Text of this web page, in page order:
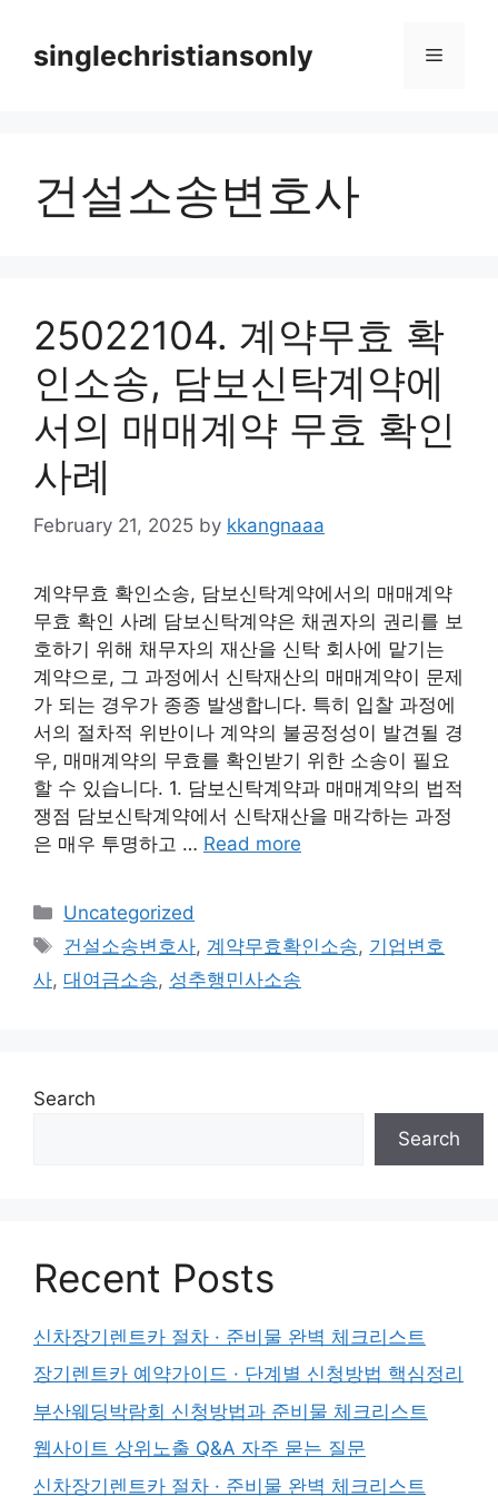
contentsinglechristiansonly Menu
건설소송변호사
25022104. 계약무효 확
인소송, 담보신탁계약에
서의 매매계약 무효 확인
사례
February 21, 2025 by kkangnaaa
계약무효 확인소송, 담보신탁계약에서의 매매계약
무효 확인 사례 담보신탁계약은 채권자의 권리를 보
호하기 위해 채무자의 재산을 신탁 회사에 맡기는
계약으로, 그 과정에서 신탁재산의 매매계약이 문제
가 되는 경우가 종종 발생합니다. 특히 입찰 과정에
서의 절차적 위반이나 계약의 불공정성이 발견될 경
우, 매매계약의 무효를 확인받기 위한 소송이 필요
할 수 있습니다. 1. 담보신탁계약과 매매계약의 법적
쟁점 담보신탁계약에서 신탁재산을 매각하는 과정
은 매우 투명하고 … Read more
Categories
Uncategorized
Tags
건설소송변호사, 계약무효확인소송, 기업변호
사, 대여금소송, 성추행민사소송
Search
Search
Recent Posts
신차장기렌트카 절차 · 준비물 완벽 체크리스트
장기렌트카 예약가이드 · 단계별 신청방법 핵심정리
부산웨딩박람회 신청방법과 준비물 체크리스트
웹사이트 상위노출 Q&A 자주 묻는 질문
신차장기렌트카 절차 · 준비물 완벽 체크리스트